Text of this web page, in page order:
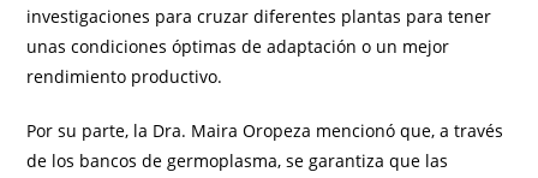
investigaciones para cruzar diferentes plantas para tener
unas condiciones óptimas de adaptación o un mejor
rendimiento productivo.
Por su parte, la Dra. Maira Oropeza mencionó que, a través
de los bancos de germoplasma, se garantiza que las